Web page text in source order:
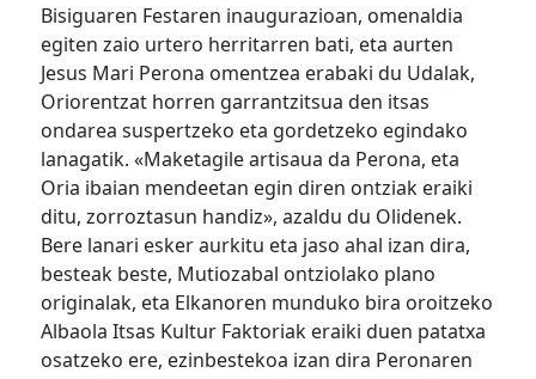
Bisiguaren Festaren inaugurazioan, omenaldia
egiten zaio urtero herritarren bati, eta aurten
Jesus Mari Perona omentzea erabaki du Udalak,
Oriorentzat horren garrantzitsua den itsas
ondarea suspertzeko eta gordetzeko egindako
lanagatik. «Maketagile artisaua da Perona, eta
Oria ibaian mendeetan egin diren ontziak eraiki
ditu, zorroztasun handiz», azaldu du Olidenek.
Bere lanari esker aurkitu eta jaso ahal izan dira,
besteak beste, Mutiozabal ontziolako plano
originalak, eta Elkanoren munduko bira oroitzeko
Albaola Itsas Kultur Faktoriak eraiki duen patatxa
osatzeko ere, ezinbestekoa izan dira Peronaren